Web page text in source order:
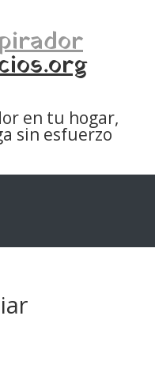
en tu hogar,
sin esfuerzo